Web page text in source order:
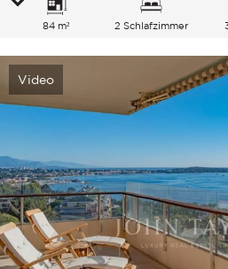
84 m² 2 Schlafzimmer
Video